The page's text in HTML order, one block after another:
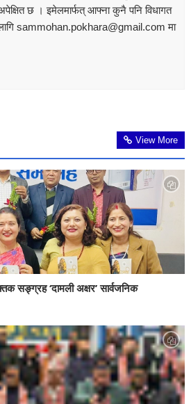
छ । इमेलमार्फत् आफ्ना कुनै पनि विधागत
लागि sammohan.pokhara@gmail.com मा
View More
सङ्ग्रह ‘दामली अक्षर’ सार्वजनिक